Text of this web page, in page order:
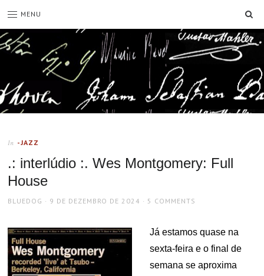
MENU
In -JAZZ
.: interlúdio :. Wes Montgomery: Full
House
AUTHOR
BLUEDOG
POSTED
9 DE DEZEMBRO DE 2024 5 COMMENTS
Já estamos quase na
sexta-feira e o final de
semana se aproxima